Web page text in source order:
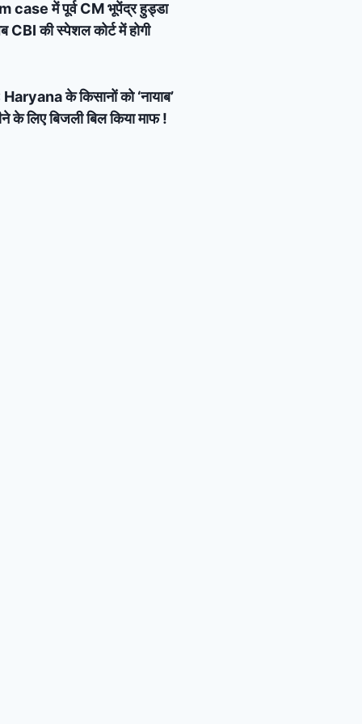
में पूर्व CM भूपेंद्र हुड्डा
CBI की स्पेशल कोर्ट में होगी
के किसानों को ‘नायाब’
के लिए बिजली बिल किया माफ !